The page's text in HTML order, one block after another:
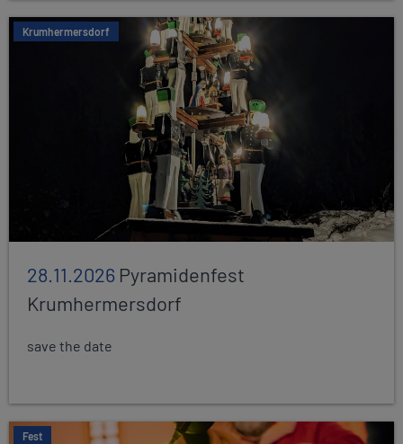
Krumhermersdorf
28.11.2026 Pyramidenfest
Krumhermersdorf
save the date
Fest